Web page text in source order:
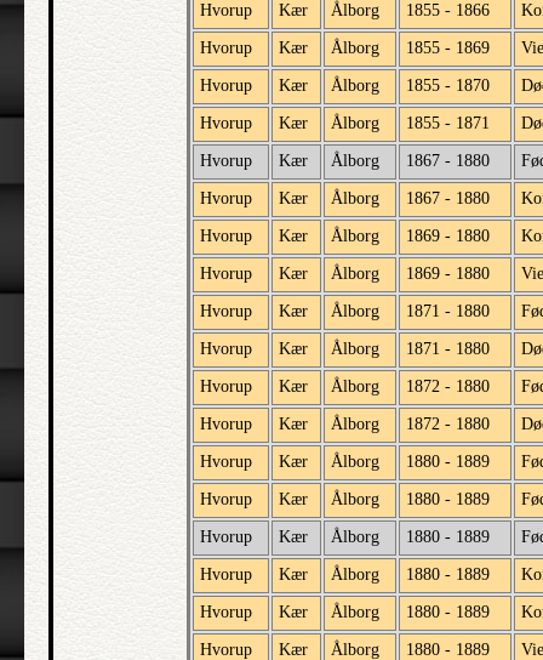
Hvorup Kær Ålborg 1855 - 1866
Hvorup Kær Ålborg 1855 - 1869
Hvorup Kær Ålborg 1855 - 1870
Hvorup Kær Ålborg 1855 - 1871
Hvorup Kær Ålborg 1867 - 1880
Hvorup Kær Ålborg 1867 - 1880
Hvorup Kær Ålborg 1869 - 1880
Hvorup Kær Ålborg 1869 - 1880
Hvorup Kær Ålborg 1871 - 1880
Hvorup Kær Ålborg 1871 - 1880
Hvorup Kær Ålborg 1872 - 1880
Hvorup Kær Ålborg 1872 - 1880
Hvorup Kær Ålborg 1880 - 1889
Hvorup Kær Ålborg 1880 - 1889
Hvorup Kær Ålborg 1880 - 1889
Hvorup Kær Ålborg 1880 - 1889
Hvorup Kær Ålborg 1880 - 1889
Hvorup Kær Ålborg 1880 - 1889